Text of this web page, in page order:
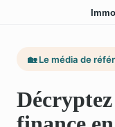
🏡 Le média de